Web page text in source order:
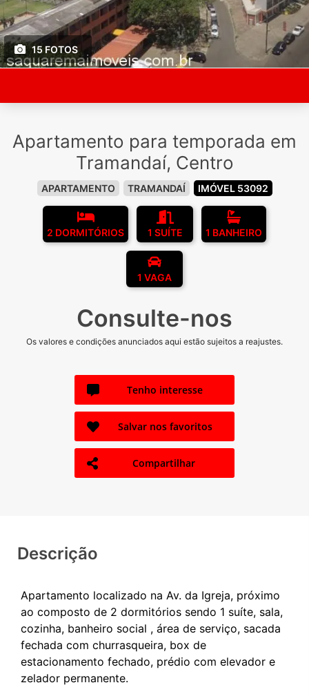
15 FOTOS
Apartamento para temporada em
Tramandaí, Centro
APARTAMENTO TRAMANDAÍ IMÓVEL 53092
2 DORMITÓRIOS 1 SUÍTE 1 BANHEIRO
1 VAGA
Consulte-nos
Os valores e condições anunciados aqui estão sujeitos a reajustes.
Tenho interesse
Salvar nos favoritos
Compartilhar
Descrição
Apartamento localizado na Av. da Igreja, próximo
ao composto de 2 dormitórios sendo 1 suíte, sala,
cozinha, banheiro social , área de serviço, sacada
fechada com churrasqueira, box de
estacionamento fechado, prédio com elevador e